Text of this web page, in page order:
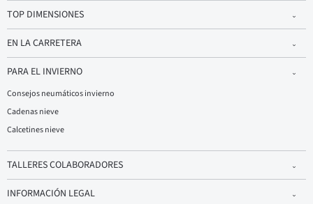
TOP DIMENSIONES
EN LA CARRETERA
PARA EL INVIERNO
Consejos neumáticos invierno
Cadenas nieve
Calcetines nieve
TALLERES COLABORADORES
INFORMACIÓN LEGAL